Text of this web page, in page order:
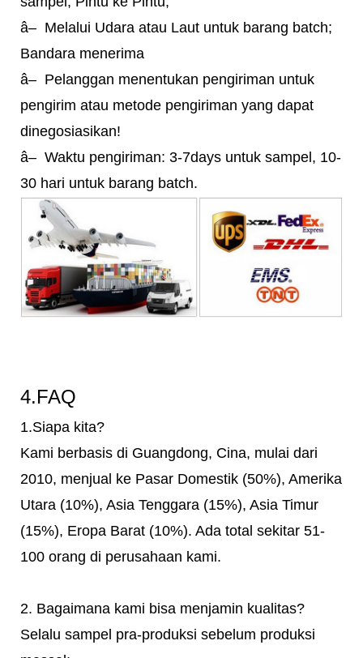
â– Melalui Udara atau Laut untuk barang batch;
Bandara menerima
â– Pelanggan menentukan pengiriman untuk
pengirim atau metode pengiriman yang dapat
dinegosiasikan!
â– Waktu pengiriman: 3-7days untuk sampel, 10-
30 hari untuk barang batch.
4.FAQ
1.Siapa kita?
Kami berbasis di Guangdong, Cina, mulai dari
2010, menjual ke Pasar Domestik (50%), Amerika
Utara (10%), Asia Tenggara (15%), Asia Timur
(15%), Eropa Barat (10%). Ada total sekitar 51-
100 orang di perusahaan kami.
2. Bagaimana kami bisa menjamin kualitas?
Selalu sampel pra-produksi sebelum produksi